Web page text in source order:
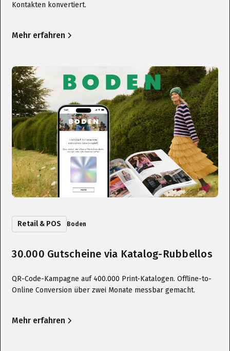
Kontakten konvertiert.
Mehr erfahren
Retail & POS Boden
30.000 Gutscheine via Katalog-Rubbellos
QR-Code-Kampagne auf 400.000 Print-Katalogen. Offline-to-
Online Conversion über zwei Monate messbar gemacht.
Mehr erfahren